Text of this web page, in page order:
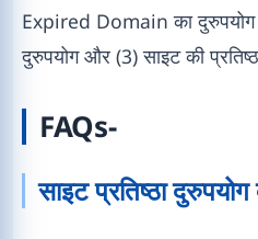
Expired Domain का
दुरुपयोग और (3) साइट की
FAQs-
साइट प्रतिष्ठा दुरुपयोग